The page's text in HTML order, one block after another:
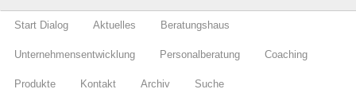
Start Dialog Aktuelles Beratungshaus
Unternehmensentwicklung Personalberatung Coaching
Produkte Kontakt Archiv Suche